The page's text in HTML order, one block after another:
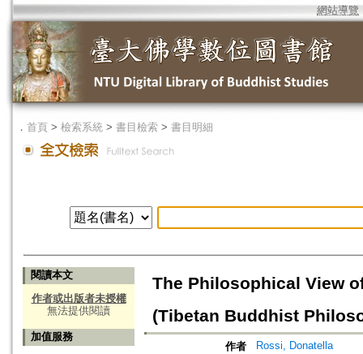
網站導覽
． 首頁 > 檢索系統 > 書目檢索 > 書目明細
閱讀本文
作者或出版者未授權
無法提供閱讀
加值服務
The Philosophical View
(Tibetan Buddhist
作者 Rossi, Donatella